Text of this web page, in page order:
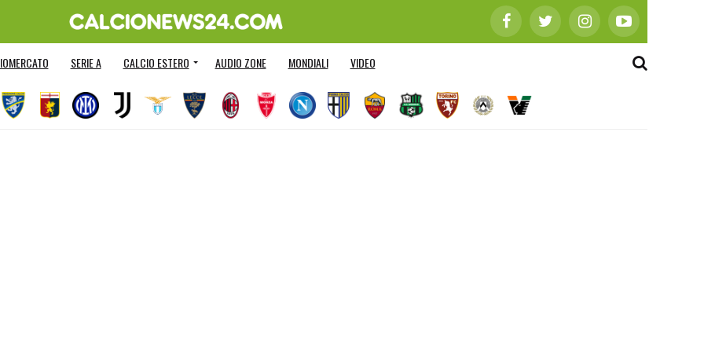
SERIE A CALCIO ESTERO AUDIO ZONE MONDIALI VIDEO